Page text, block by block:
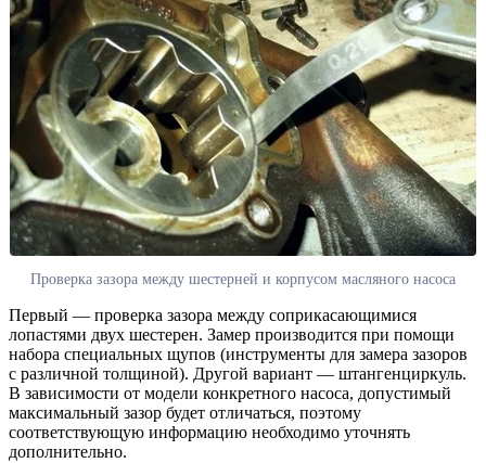
Проверка зазора между шестерней и корпусом масляного насоса
Первый — проверка зазора между соприкасающимися
лопастями двух шестерен. Замер производится при помощи
набора специальных щупов (инструменты для замера зазоров
с различной толщиной). Другой вариант — штангенциркуль.
В зависимости от модели конкретного насоса, допустимый
максимальный зазор будет отличаться, поэтому
соответствующую информацию необходимо уточнять
дополнительно.